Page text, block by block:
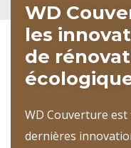
WD
les
de
WD Couverture
dernières